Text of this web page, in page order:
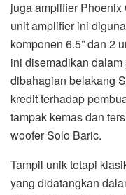
juga amplifier
unit amplifier ini
komponen 6.5” dan 2
ini disemadikan
dibahagian belakang
kredit terhadap
tampak kemas dan
woofer Solo Baric.
Tampil unik tetapi
yang didatangkan